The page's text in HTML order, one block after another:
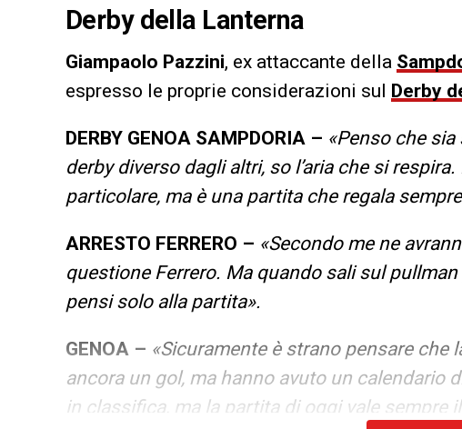
Derby della Lanterna
Giampaolo Pazzini, ex attaccante della
espresso le proprie considerazioni sul Derby
DERBY GENOA SAMPDORIA – «Penso che
derby diverso dagli altri, so l’aria che si
particolare, ma è una partita che regala
ARRESTO FERRERO – «Secondo me ne
questione Ferrero. Ma quando sali sul
pensi solo alla partita».
GENOA – «Sicuramente è strano pensare che
ancora un gol, ma hanno avuto un calendario
in classifica, ma la partita di oggi vale sempre